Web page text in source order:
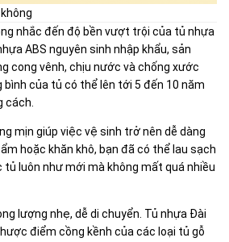
nhắc đến độ bền vượt trội của tủ nhựa
ABS nguyên sinh nhập khẩu, sản
cong vênh, chịu nước và chống xước
bình của tủ có thể lên tới 5 đến 10 năm
cách.
mịn giúp việc vệ sinh trở nên dễ dàng
hoặc khăn khô, bạn đã có thể lau sạch
tủ luôn như mới mà không mất quá nhiều
lượng nhẹ, dễ di chuyển. Tủ nhựa Đài
điểm cồng kềnh của các loại tủ gỗ